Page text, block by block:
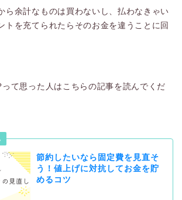
ら余計なものは買わないし、払わなきゃい
トを充てられたらそのお金を違うことに回
て思った人はこちらの記事を読んでくだ
節約したいなら固定費を見直そ
う！値上げに対抗してお金を貯
めるコツ